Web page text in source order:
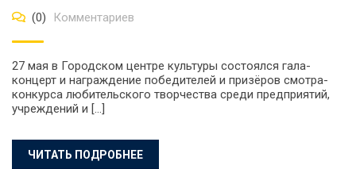
(0) Комментариев
27 мая в Городском центре культуры состоялся гала-
концерт и награждение победителей и призёров смотра-
конкурса любительского творчества среди предприятий,
учреждений и […]
ЧИТАТЬ ПОДРОБНЕЕ